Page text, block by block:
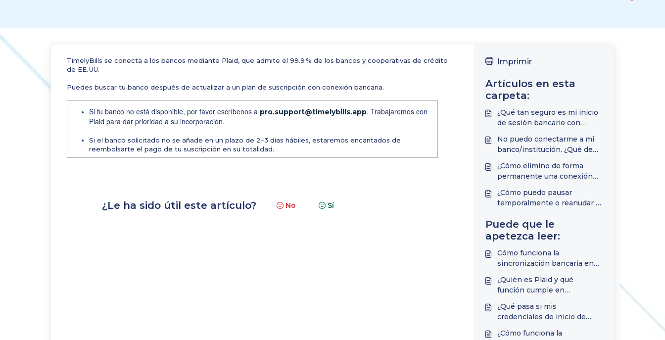
TimelyBills se conecta a los bancos mediante Plaid, que admite el 99.9 % de los bancos y cooperativas de crédito
de EE. UU.
Puedes buscar tu banco después de actualizar a un plan de suscripción con conexión bancaria.
Si tu banco no está disponible, por favor escríbenos a pro.support@timelybills.app. Trabajaremos con
Plaid para dar prioridad a su incorporación.
Si el banco solicitado no se añade en un plazo de 2–3 días hábiles, estaremos encantados de
reembolsarte el pago de tu suscripción en su totalidad.
¿Le ha sido útil este artículo? No Sí
Imprimir
Artículos en esta
carpeta:
¿Qué tan seguro es mi inicio
de sesión bancario con
No puedo conectarme a mi
banco/institución. ¿Qué debo
¿Cómo elimino de forma
permanente una conexión
TimelyBills?
¿Cómo puedo pausar
temporalmente o reanudar la
bancaria en línea?
Puede que le
apetezca leer:
Cómo funciona la
sincronización bancaria en
¿Quién es Plaid y qué
función cumple en
¿Qué pasa si mis
credenciales de inicio de
conectar con mi banco?
¿Cómo funciona la